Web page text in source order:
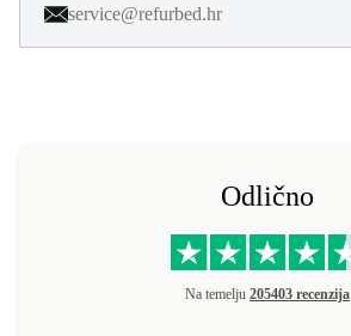
service@refurbed.hr
Odlično
Na temelju 205403 recenzija